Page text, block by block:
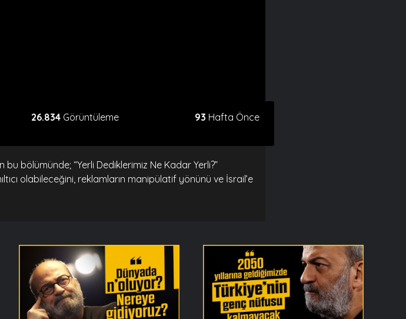
26.834 Görüntüleme 93 Hafta Önce
bu bölümünde; “Yerli Dediklerimiz Ne Kadar Yerli?”
olabileceğini, reklamların manipülatif yönünü ve İsrail’e